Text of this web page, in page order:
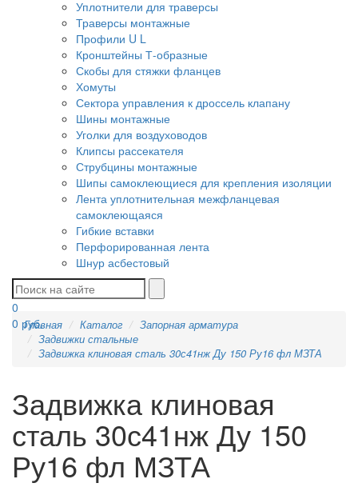
Уплотнители для траверсы
Траверсы монтажные
Профили U L
Кронштейны Т-образные
Скобы для стяжки фланцев
Хомуты
Сектора управления к дроссель клапану
Шины монтажные
Уголки для воздуховодов
Клипсы рассекателя
Струбцины монтажные
Шипы самоклеющиеся для крепления изоляции
Лента уплотнительная межфланцевая
самоклеющаяся
Гибкие вставки
Перфорированная лента
Шнур асбестовый
0
0 руб.
Главная Каталог
Запорная арматура
Задвижки стальные
Задвижка клиновая сталь 30с41нж Ду 150 Ру16 фл МЗТА
Задвижка клиновая
сталь 30с41нж Ду 150
Ру16 фл МЗТА